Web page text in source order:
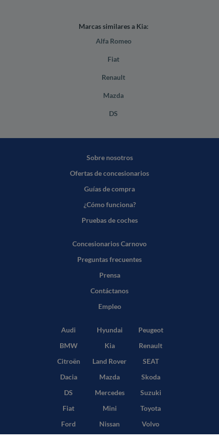
Marcas similares a Kia:
Alfa Romeo
Fiat
Renault
Mazda
DS
Sobre nosotros
Ofertas de concesionarios
Guías de compra
¿Cómo funciona?
Pruebas de coches
Concesionarios Carnovo
Preguntas frecuentes
Prensa
Contáctanos
Empleo
Audi
BMW
Citroën
Dacia
DS
Fiat
Ford
Hyundai
Kia
Land Rover
Mazda
Mercedes
Mini
Nissan
Peugeot
Renault
SEAT
Skoda
Suzuki
Toyota
Volvo